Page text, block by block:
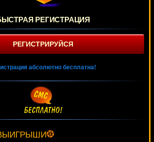
РЕГИСТРАЦИЯ
РЕГИСТРИРУЙСЯ
абсолютно бесплатна!